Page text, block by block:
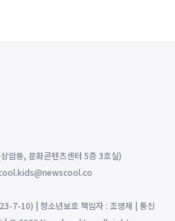
암동, 문화콘텐츠센터 5층 3호실)
7-10) | 청소년보호 책임자 : 조영제 | 통신